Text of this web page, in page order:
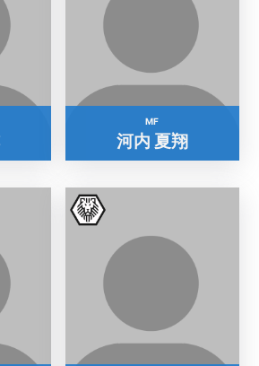
MF
河内 夏翔